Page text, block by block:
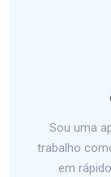
Sou uma
trabalho
em